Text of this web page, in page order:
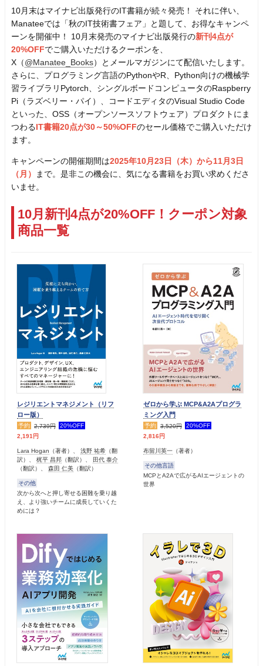
10月末はマイナビ出版発行のIT書籍が続々発売！ それに伴い、
Manateeでは「秋のIT技術書フェア」と題して、お得なキャンペ
ーンを開催中！ 10月末発売のマイナビ出版発行の新刊4点が
20%OFFでご購入いただけるクーポンを、
X（@Manatee_Books）とメールマガジンにて配信いたします。
さらに、プログラミング言語のPythonやR、Python向けの機械学
習ライブラリPytorch、シングルボードコンピュータのRaspberry
Pi（ラズベリー・パイ）、コードエディタのVisual Studio Code
といった、OSS（オープンソースソフトウェア）プロダクトにま
つわるIT書籍20点が30～50%OFFのセール価格でご購入いただけ
ます。
キャンペーンの開催期間は2025年10月23日（木）から11月3日
（月）
まで。是非この機会に、気になる書籍をお買い求めくださ
いませ。
10月新刊4点が20%OFF！クーポン対象
商品一覧
レジリエントマネジメント（リフ
ロー版）
予約 2,739円
20%OFF
2,191円
Lara Hogan （著者）、 浅野 祐希 （翻
訳）、 梶平 昌邦 （翻訳）、 田代 泰介
（翻訳）、 森田 仁美 （翻訳）
その他
次から次へと押し寄せる困難を乗り越
え、より強いチームに成長していくた
めには？
ゼロから学ぶ MCP&A2Aプログラ
ミング入門
予約 3,520円
20%OFF
2,816円
布留川英一 （著者）
その他言語
MCPとA2Aで広がるAIエージェントの
世界